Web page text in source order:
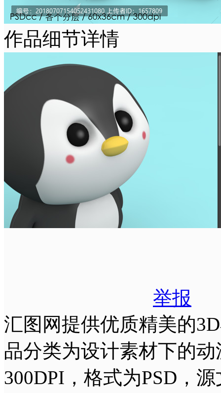
作品细节详情
举报
汇图网提供优质精美的
品分类为设计素材下的
300DPI，格式为PSD，